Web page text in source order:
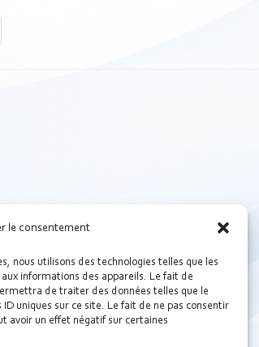
le consentement
nous utilisons des technologies telles que les
informations des appareils. Le fait de
de traiter des données telles que le
uniques sur ce site. Le fait de ne pas consentir
avoir un effet négatif sur certaines